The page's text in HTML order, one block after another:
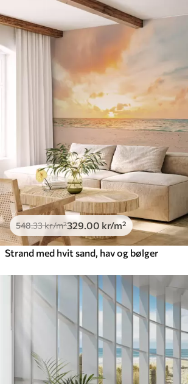
548.33kr/m²329 .00 kr/m²
Strand med hvit sand, hav og bølger